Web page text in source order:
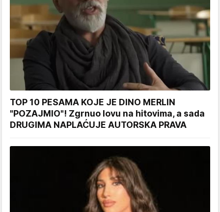
TOP 10 PESAMA KOJE JE DINO MERLIN
"POZAJMIO"! Zgrnuo lovu na hitovima, a sada
DRUGIMA NAPLAĆUJE AUTORSKA PRAVA